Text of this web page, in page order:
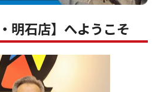
明石店】へようこそ